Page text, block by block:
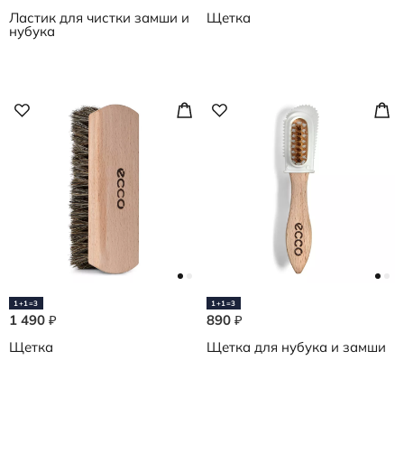
Ластик для чистки замши и
нубука
Щетка
1+1=3
1 490 ₽
Щетка
1+1=3
890 ₽
Щетка для нубука и замши